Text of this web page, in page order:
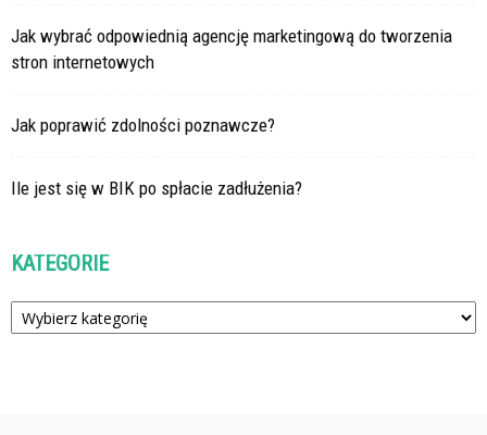
Jak wybrać odpowiednią agencję marketingową do tworzenia
stron internetowych
Jak poprawić zdolności poznawcze?
Ile jest się w BIK po spłacie zadłużenia?
KATEGORIE
Kategorie